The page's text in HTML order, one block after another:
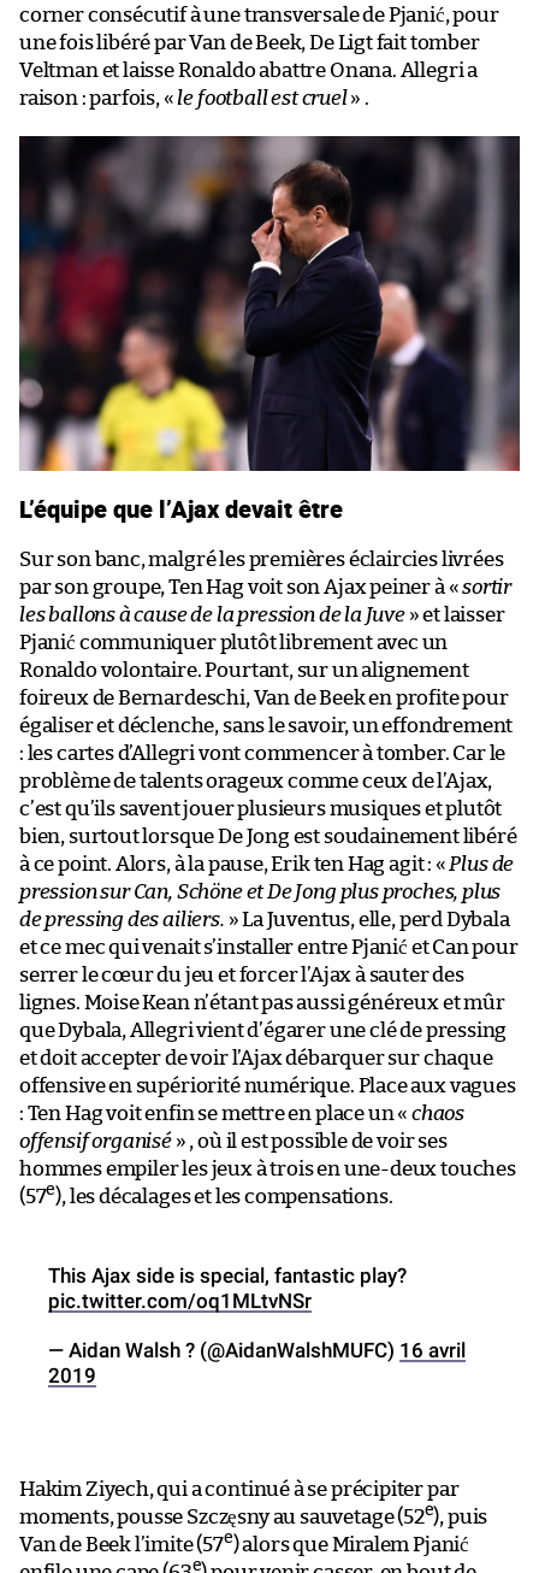
corner consécutif à une transversale de Pjanić, pour
une fois libéré par Van de Beek, De Ligt fait tomber
Veltman et laisse Ronaldo abattre Onana. Allegri a
raison : parfois, « le football est cruel» .
L’équipe que l’Ajax devait être
Sur son banc, malgré les premières éclaircies livrées
par son groupe, Ten Hag voit son Ajax peiner à «sortir
les ballons à cause de la pression de la Juve» et laisser
Pjanić communiquer plutôt librement avec un
Ronaldo volontaire. Pourtant, sur un alignement
foireux de Bernardeschi, Van de Beek en profite pour
égaliser et déclenche, sans le savoir, un effondrement
: les cartes d’Allegri vont commencer à tomber. Car le
problème de talents orageux comme ceux de l’Ajax,
c’est qu’ils savent jouer plusieurs musiques et plutôt
bien, surtout lorsque De Jong est soudainement libéré
à ce point. Alors, à la pause, Erik ten Hag agit : « Plus de
pression sur Can, Schöne et De Jong plus proches, plus
de pressing des ailiers. » La Juventus, elle, perd Dybala
et ce mec qui venait s’installer entre Pjanić et Can pour
serrer le cœur du jeu et forcer l’Ajax à sauter des
lignes. Moise Kean n’étant pas aussi généreux et mûr
que Dybala, Allegri vient d’égarer une clé de pressing
et doit accepter de voir l’Ajax débarquer sur chaque
offensive en supériorité numérique. Place aux vagues
: Ten Hag voit enfin se mettre en place un « chaos
offensif organisé» , où il est possible de voir ses
hommes empiler les jeux à trois en une-deux touches
(57e), les décalages et les compensations.
This Ajax side is special, fantastic play?
pic.twitter.com/oq1MLtvNSr
— Aidan Walsh ? (@AidanWalshMUFC) 16 avril
2019
Hakim Ziyech, qui a continué à se précipiter par
moments, pousse Szczęsny au sauvetage (52e), puis
Van de Beek l’imite (57e) alors que Miralem Pjanić
e